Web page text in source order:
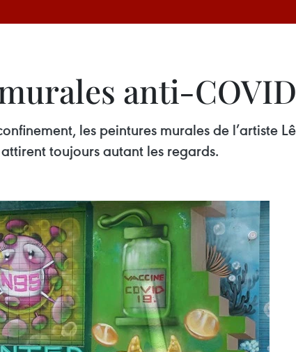
anti-
les peintures murales de l’artiste
toujours autant les regards.